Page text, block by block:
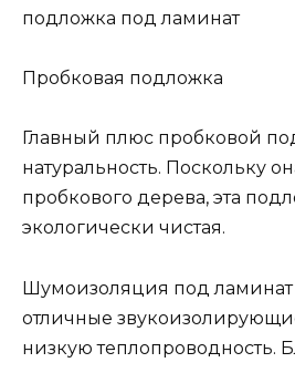
подложка под ламинат
Пробковая подложка
Главный плюс пробковой
натуральность. Поскольку
пробкового дерева, эта
экологически чистая.
Шумоизоляция под
отличные
низкую теплопроводность.